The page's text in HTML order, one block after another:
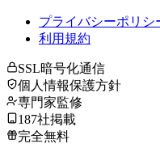
プライバシーポリシ
利用規約
SSL暗号化通信
個人情報保護方針
専門家監修
187社掲載
完全無料